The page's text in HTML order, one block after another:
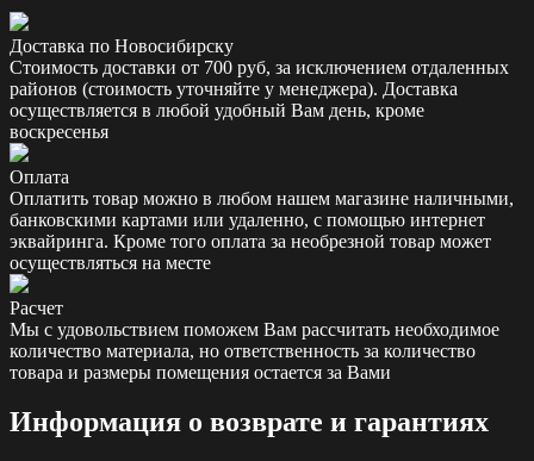
Доставка по Новосибирску
Стоимость доставки от 700 руб, за исключением отдаленных
районов (стоимость уточняйте у менеджера). Доставка
осуществляется в любой удобный Вам день, кроме
воскресенья
Оплата
Оплатить товар можно в любом нашем магазине наличными,
банковскими картами или удаленно, с помощью интернет
эквайринга. Кроме того оплата за необрезной товар может
осуществляться на месте
Расчет
Мы с удовольствием поможем Вам рассчитать необходимое
количество материала, но ответственность за количество
товара и размеры помещения остается за Вами
Информация о возврате и гарантиях